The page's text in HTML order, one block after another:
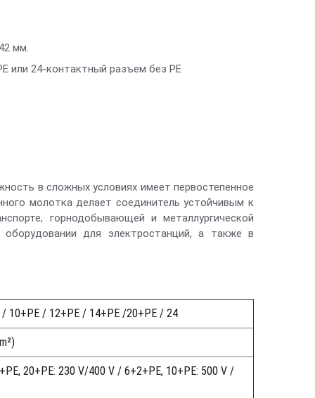
мм.
или 24-контактный разъем без PE
в сложных условиях имеет первостепенное
молотка делает соединитель устойчивым к
горнодобывающей и металлургической
для электростанций, а также в
10+PE / 12+PE / 14+PE /20+PE / 24
20+PE: 230 V/400 V / 6+2+PE, 10+PE: 500 V /